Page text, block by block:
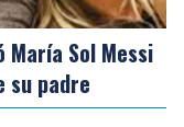
Sol Messi
su padre